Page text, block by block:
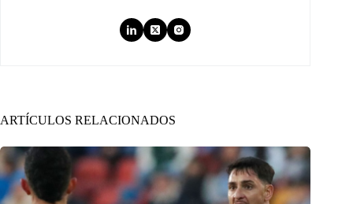
ARTÍCULOS RELACIONADOS